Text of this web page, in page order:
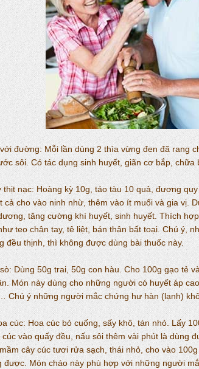
đường: Mỗi lần dùng 2 thìa vừng đen đã rang
sôi. Có tác dụng sinh huyết, giãn cơ bắp, chữa
thịt nạc: Hoàng kỳ 10g, táo tàu 10 quả, đương
cả cho vào ninh nhừ, thêm vào ít muối và gia vị.
tăng cường khí huyết, sinh huyết. Thích
teo chân tay, tê liệt, bán thân bất toại. Chú ý,
đều thịnh, thì không được dùng bài thuốc này.
Dùng 50g trai, 50g con hàu. Cho 100g gạo tẻ
Món này dùng cho những người có huyết áp
Chú ý những người mắc chứng hư hàn (lạnh)
cúc: Hoa cúc bỏ cuống, sấy khô, tán nhỏ. Lấy
vào quấy đều, nấu sôi thêm vài phút là dùng
cây cúc tươi rửa sạch, thái nhỏ, cho vào
được. Món cháo này phù hợp với những người